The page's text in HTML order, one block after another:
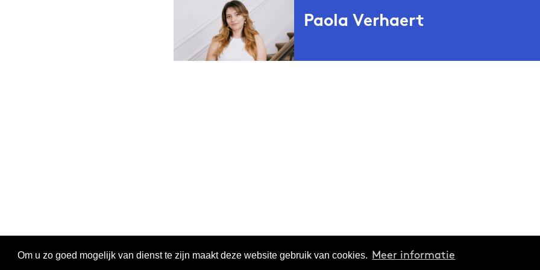
Om u zo goed mogelijk van dienst te zijn maakt deze website gebruik van cookies. Meer informatie
Paola Verhaert